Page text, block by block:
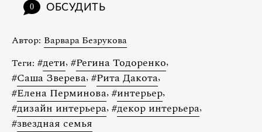
0 ОБСУДИТЬ
Автор: Варвара Безрукова
Теги: #дети, #Регина Тодоренко,
#Саша Зверева, #Рита Дакота,
#Елена Перминова, #интерьер,
#дизайн интерьера, #декор интерьера,
#звездная семья